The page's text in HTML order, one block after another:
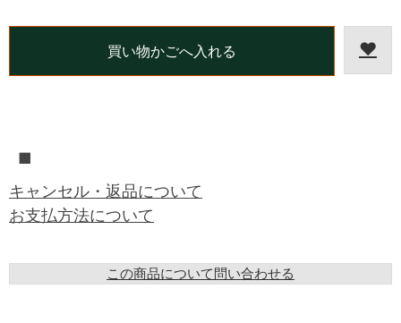
■
キャンセル・返品について
お支払方法について
この商品について問い合わせる